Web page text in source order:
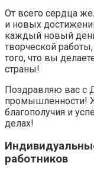
От всего сердца
и новых
каждый новый
творческой
того, что вы
страны!
Поздравляю вас с
промышленности!
благополучия и
делах!
работников